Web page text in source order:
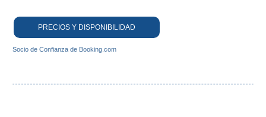
PRECIOS Y DISPONIBILIDAD
Socio de Confianza de Booking.com